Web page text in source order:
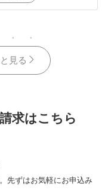
見る
求はこちら
先ずはお気軽にお申込み